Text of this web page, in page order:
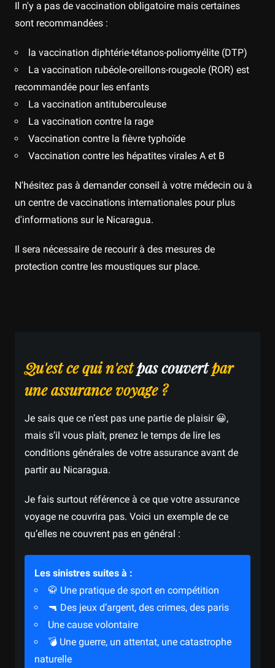
Il n'y a pas de vaccination obligatoire mais certaines
sont recommandées :
la vaccination diphtérie-tétanos-poliomyélite (DTP)
La vaccination rubéole-oreillons-rougeole (ROR) est
recommandée pour les enfants
La vaccination antituberculeuse
La vaccination contre la rage
Vaccination contre la fièvre typhoïde
Vaccination contre les hépatites virales A et B
N'hésitez pas à demander conseil à votre médecin ou à
un centre de vaccinations internationales pour plus
d'informations sur le Nicaragua.
Il sera nécessaire de recourir à des mesures de
protection contre les moustiques sur place.
Qu'est ce qui n'estpas couvertpar
une assurance voyage ?
Je sais que ce n’est pas une partie de plaisir 😀,
mais s’il vous plaît, prenez le temps de lire les
conditions générales de votre assurance avant de
partir au Nicaragua.
Je fais surtout référence à ce que votre assurance
voyage ne couvrira pas. Voici un exemple de ce
qu’elles ne couvrent pas en général :
Les sinistres suites à :
🥋 Une pratique de sport en compétition
🔫 Des jeux d’argent, des crimes, des paris
Une cause volontaire
💣 Une guerre, un attentat, une catastrophe
naturelle